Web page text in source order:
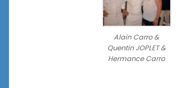
Alain Carro &
Quentin JOPLET &
Hermance Carro